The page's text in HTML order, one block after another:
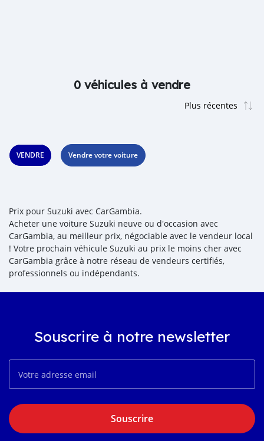
0 véhicules à vendre
VENDRE Vendre votre voiture
Prix pour Suzuki avec CarGambia.
Acheter une voiture Suzuki neuve ou d'occasion avec
CarGambia, au meilleur prix, négociable avec le vendeur local
! Votre prochain véhicule Suzuki au prix le moins cher avec
CarGambia grâce à notre réseau de vendeurs certifiés,
professionnels ou indépendants.
Souscrire à notre newsletter
Souscrire